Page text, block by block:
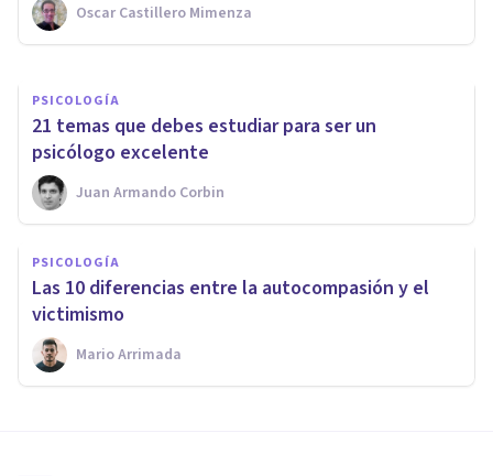
Oscar Castillero Mimenza
Psonríe
PSICOLOGÍA
21 temas que debes estudiar para ser un
psicólogo excelente
Juan Armando Corbin
PSICOLOGÍA
Las 10 diferencias entre la autocompasión y el
victimismo
Mario Arrimada